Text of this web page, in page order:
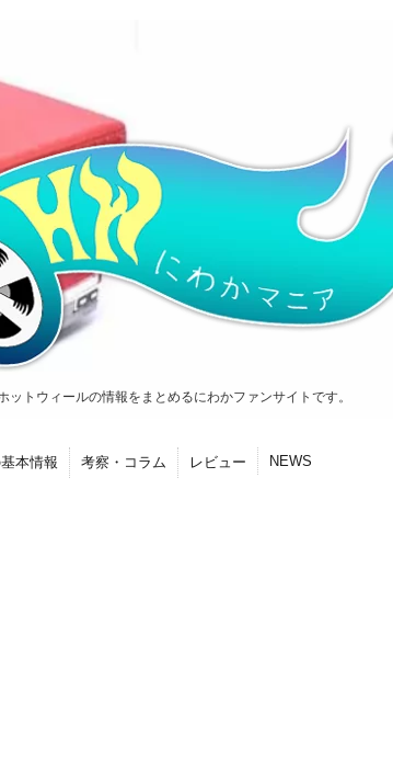
ットウィールの情報をまとめるにわかファンサイトです。
本情報 考察・コラム レビュー NEWS